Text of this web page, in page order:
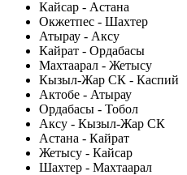
Кайсар - Астана
Окжетпес - Шахтер
Атырау - Аксу
Кайрат - Ордабасы
Махтаарал - Жетысу
Кызыл-Жар СК - Каспий
Актобе - Атырау
Ордабасы - Тобол
Аксу - Кызыл-Жар СК
Астана - Кайрат
Жетысу - Кайсар
Шахтер - Махтаарал